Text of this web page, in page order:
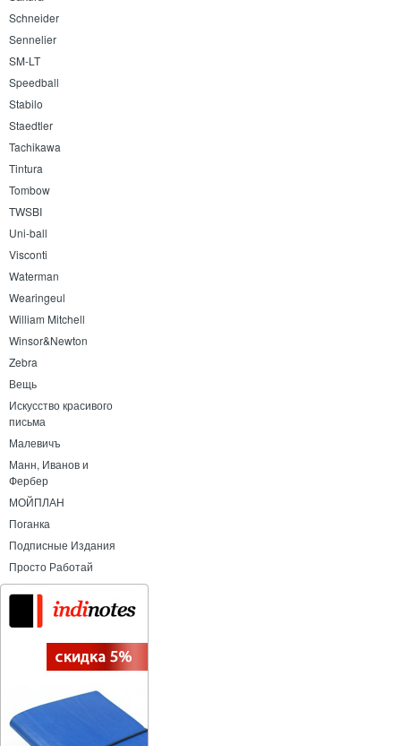
Schneider
Sennelier
SM-LT
Speedball
Stabilo
Staedtler
Tachikawa
Tintura
Tombow
TWSBI
Uni-ball
Visconti
Waterman
Wearingeul
William Mitchell
Winsor&Newton
Zebra
Вещь
Искусство красивого
письма
Малевичъ
Манн, Иванов и
Фербер
МОЙПЛАН
Поганка
Подписные Издания
Просто Работай